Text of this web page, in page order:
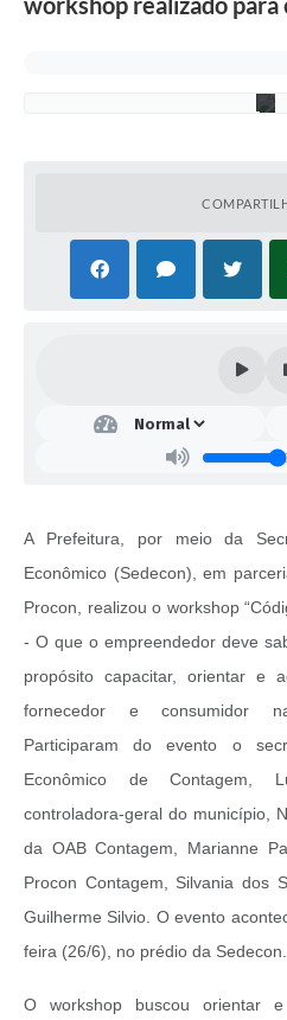
s
A Prefeitura, por meio da
Econômico (Sedecon), em
Procon, realizou o workshop
- O que o empreendedor deve
propósito capacitar, orientar e
fornecedor e consumidor
Participaram do evento o
Econômico de Contagem,
controladora-geral do município,
da OAB Contagem, Marianne
Procon Contagem, Silvania dos
Guilherme Silvio. O evento
feira (26/6), no prédio da Sedecon.
O workshop buscou orientar e